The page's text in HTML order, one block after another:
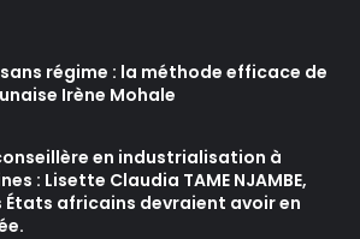
régime : la méthode efficace de
Irène Mohale
conseillère en industrialisation à
: Lisette Claudia TAME NJAMBE,
États africains devraient avoir en